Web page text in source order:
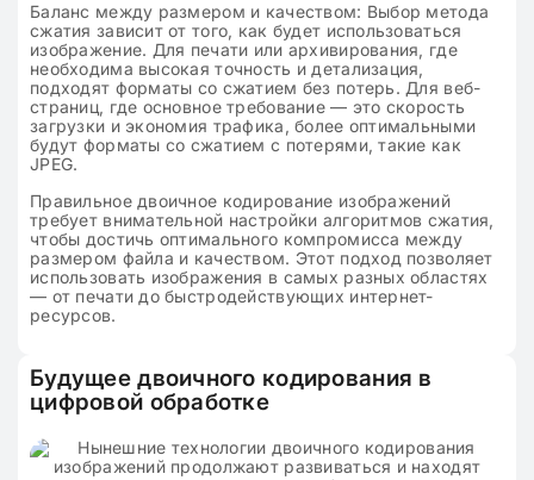
Баланс между размером и качеством: Выбор метода
сжатия зависит от того, как будет использоваться
изображение. Для печати или архивирования, где
необходима высокая точность и детализация,
подходят форматы со сжатием без потерь. Для веб-
страниц, где основное требование — это скорость
загрузки и экономия трафика, более оптимальными
будут форматы со сжатием с потерями, такие как
JPEG.
Правильное двоичное кодирование изображений
требует внимательной настройки алгоритмов сжатия,
чтобы достичь оптимального компромисса между
размером файла и качеством. Этот подход позволяет
использовать изображения в самых разных областях
— от печати до быстродействующих интернет-
ресурсов.
Будущее двоичного кодирования в
цифровой обработке